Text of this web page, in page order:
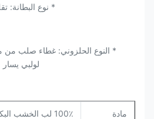
* نوع البطانة:
* النوع الحلزوني: غطاء صلب من
لولبي
مادة 100٪ لب الخشب البكر